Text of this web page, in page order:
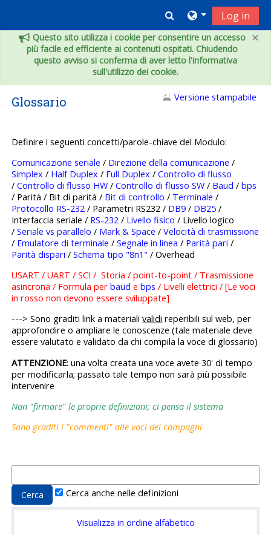
×
Questo sito utilizza i cookie per consentire un accesso
più facile ed efficiente ai contenuti ospitati. Chiudendo
questo avviso si conferma di aver letto l'informativa
sull'utilizzo dei cookie.
Toggle search
Log in
Glossario Versione stampabile
Definire i seguenti concetti/parole-chiave del Modulo:
Comunicazione seriale / Direzione della comunicazione /
Simplex / Half Duplex / Full Duplex /Controllo di flusso
/Controllo di flusso HW /Controllo di flusso SW / Baud /bps
/ Parità / Bit di parità / Bit di controllo / Terminale /
Protocollo RS-232 / Parametri RS232 / DB9 / DB25 /
Interfaccia seriale / RS-232 / Livello fisico / Livello logico
/Seriale vs parallelo / Mark & Space /Velocità di trasmissione
/ Emulatore di terminale /Segnale in linea / Parità pari /
Parità dispari /Schema tipo "8n1" / Overhead
USART / UART / SCI / Storia / point-to-point / Trasmissione
asincrona / Formula perbaud ebps / Livelli elettrici / [Le voci
in rosso non devono essere sviluppate]
---> Sono graditi link a materialivalidi reperibili sul web, per
approfondire o ampliare le conoscenze (tale materiale deve
essere valutato e validato da chi compila la voce di glossario)
ATTENZIONE: una volta creata una voce avete 30' di tempo
per modificarla; passato tale tempo non sarà più possibile
intervenire
Non "firmare" le proprie definizioni; ci pensa il sistema
Sono graditi i "commenti" alle voci dei compagni
Cerca anche nelle definizioni
Visualizza in ordine alfabetico